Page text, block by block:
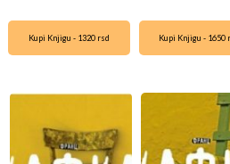
Kupi Knjigu - 1320 rsd Kupi Knjigu - 1650